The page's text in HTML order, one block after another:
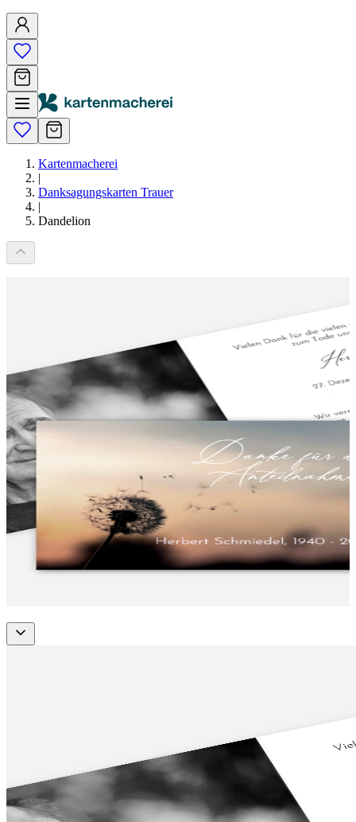
Kartenmacherei
|
Danksagungskarten Trauer
|
Dandelion